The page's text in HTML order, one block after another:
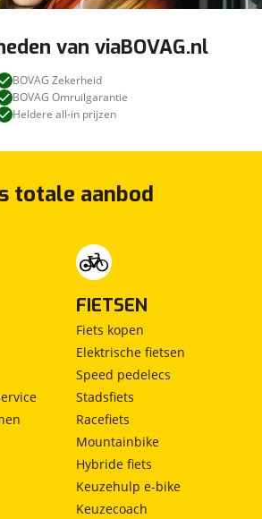
van viaBOVAG.nl
BOVAG Zekerheid
BOVAG Omruilgarantie
Heldere all-in prijzen
totale aanbod
FIETSEN
Fiets kopen
Elektrische fietsen
Speed pedelecs
Stadsfiets
Racefiets
Mountainbike
Hybride fiets
Keuzehulp e-bike
Keuzecoach